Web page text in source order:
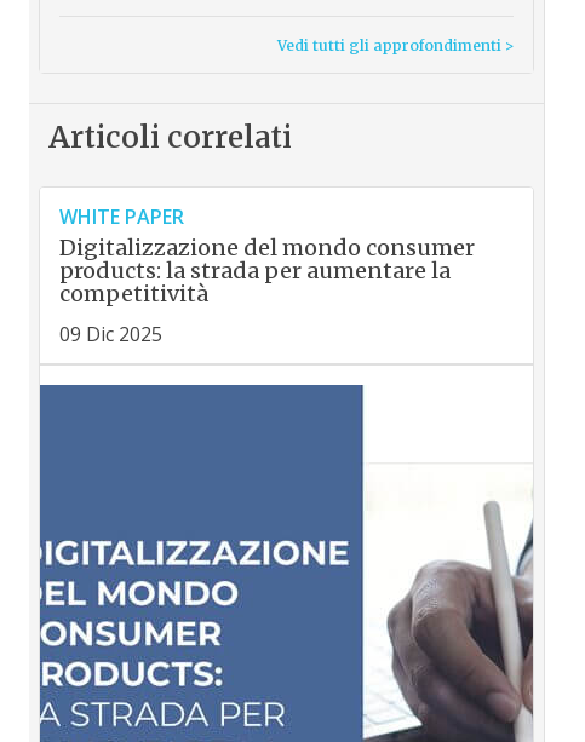
Vedi tutti gli approfondimenti >
Articoli correlati
WHITE PAPER
Digitalizzazione del mondo consumer
products: la strada per aumentare la
competitività
09 Dic 2025